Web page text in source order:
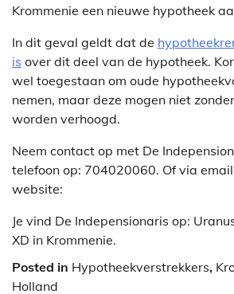
Krommenie een nieuwe hypotheek
In dit geval geldt dat de
is over dit deel van de hypotheek.
wel toegestaan om oude
nemen, maar deze mogen niet
worden verhoogd.
Neem contact op met De
telefoon op: 704020060. Of via
website:
Je vind De Indepensionaris op:
XD in Krommenie.
Posted in Hypotheekverstrekkers,
Holland